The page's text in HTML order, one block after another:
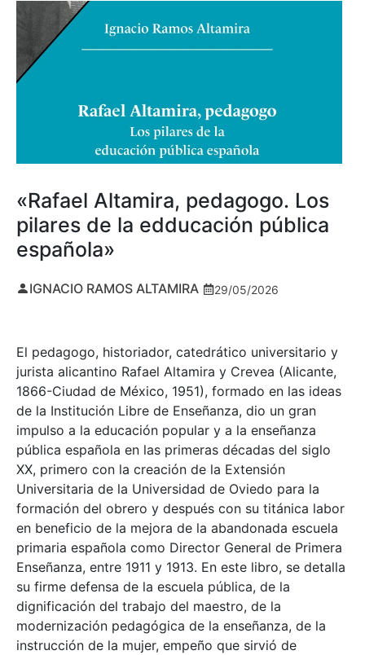
«Rafael Altamira, pedagogo. Los
pilares de la edducación pública
española»
IGNACIO RAMOS ALTAMIRA 29/05/2026
El pedagogo, historiador, catedrático universitario y
jurista alicantino Rafael Altamira y Crevea (Alicante,
1866-Ciudad de México, 1951), formado en las ideas
de la Institución Libre de Enseñanza, dio un gran
impulso a la educación popular y a la enseñanza
pública española en las primeras décadas del siglo
XX, primero con la creación de la Extensión
Universitaria de la Universidad de Oviedo para la
formación del obrero y después con su titánica labor
en beneficio de la mejora de la abandonada escuela
primaria española como Director General de Primera
Enseñanza, entre 1911 y 1913. En este libro, se detalla
su firme defensa de la escuela pública, de la
dignificación del trabajo del maestro, de la
modernización pedagógica de la enseñanza, de la
instrucción de la mujer, empeño que sirvió de